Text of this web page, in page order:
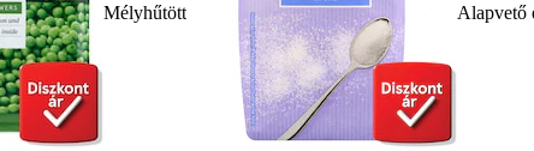
Mélyhűtött Alapvető